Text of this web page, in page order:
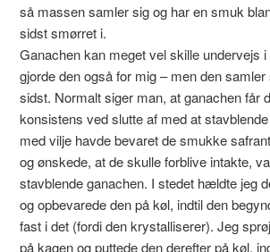
så massen samler sig og har en smuk
sidst smørret i.
Ganachen kan meget vel skille undervejs
gjorde den også for mig – men den samler
sidst. Normalt siger man, at ganachen får
konsistens ved slutte af med at
med vilje havde bevaret de smukke
og ønskede, at de skulle forblive intakte,
stavblende ganachen. I stedet hældte jeg
og opbevarede den på køl, indtil den
fast i det (fordi den krystalliserer). Jeg
på kagen og puttede den derefter på køl,